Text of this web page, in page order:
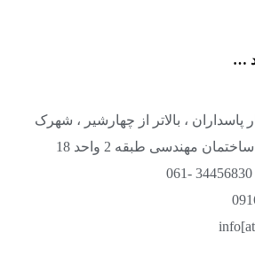
…
پاسداران ، بالاتر از چهارشیر ، شهرک